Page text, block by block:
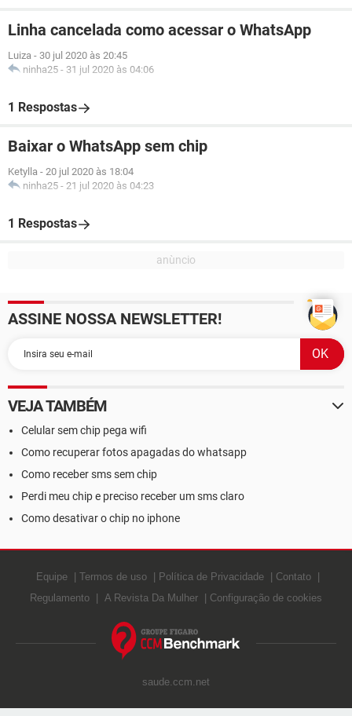
Linha cancelada como acessar o WhatsApp
Luiza - 30 jul 2020 às 20:45
ninha25 - 31 jul 2020 às 04:06
1 Respostas
Baixar o WhatsApp sem chip
Ketylla - 20 jul 2020 às 18:04
ninha25 - 21 jul 2020 às 04:23
1 Respostas
ASSINE NOSSA NEWSLETTER!
VEJA TAMBÉM
Celular sem chip pega wifi
Como recuperar fotos apagadas do whatsapp
Como receber sms sem chip
Perdi meu chip e preciso receber um sms claro
Como desativar o chip no iphone
Equipe Termos de uso Política de Privacidade
Contato
Regulamento
A Revista Da Mulher Configuração de cookies
saude.ccm.net